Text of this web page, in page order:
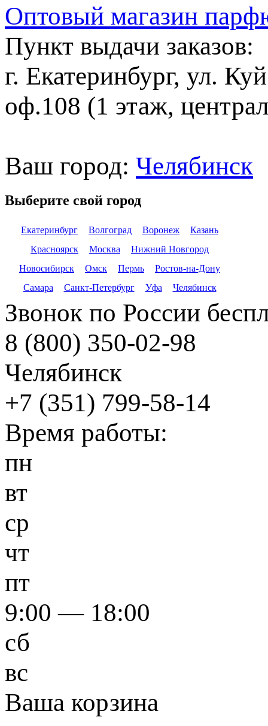
Оптовый магазин
Пункт выдачи заказов:
г. Екатеринбург, ул.
оф.108 (1 этаж,
Ваш город: Челябинск
Выберите свой город
Екатеринбург Волгоград Воронеж
Казань
Красноярск
Москва
Нижний Новгород
Новосибирск
Омск Пермь
Ростов-на-Дону
Самара
Санкт-Петербург Уфа Челябинск
Звонок по России
8 (800) 350-02-98
Челябинск
+7 (351) 799-58-14
Время работы:
пн
вт
ср
чт
пт
9:00 — 18:00
сб
вс
Ваша корзина